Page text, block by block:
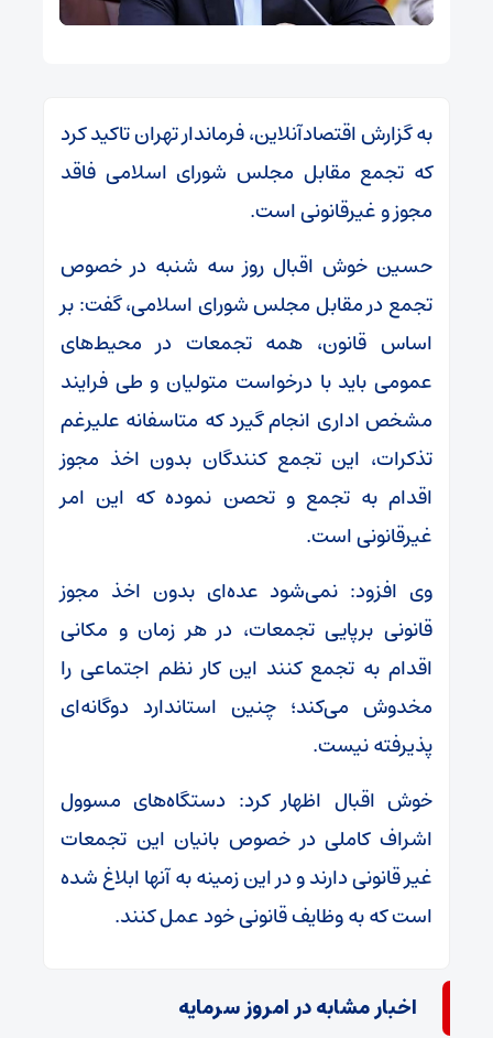
به گزارش اقتصادآنلاین، فرماندار تهران تاکید کرد
که تجمع مقابل مجلس شورای اسلامی فاقد
مجوز و غیرقانونی است.
حسین خوش اقبال روز سه شنبه در خصوص
تجمع در مقابل مجلس شورای اسلامی، گفت: بر
اساس قانون، همه تجمعات در محیط‌های
عمومی باید با درخواست متولیان و طی فرایند
مشخص اداری انجام گیرد که متاسفانه علیرغم
تذکرات، این تجمع کنندگان بدون اخذ مجوز
اقدام به تجمع و تحصن نموده که این امر
غیرقانونی است.
وی افزود: نمی‌شود عده‌ای بدون اخذ مجوز
قانونی برپایی تجمعات، در هر زمان و مکانی
اقدام به تجمع کنند این کار نظم اجتماعی را
مخدوش می‌کند؛ چنین استاندارد دوگانه‌ای
پذیرفته نیست.
خوش اقبال اظهار کرد: دستگاه‌های مسوول
اشراف کاملی در خصوص بانیان این تجمعات
غیر قانونی دارند و در این زمینه به آنها ابلاغ شده
است که به وظایف قانونی خود عمل کنند.
اخبار مشابه در امروز سرمایه